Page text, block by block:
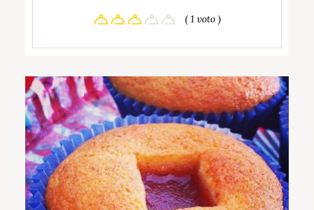
( 1 voto )